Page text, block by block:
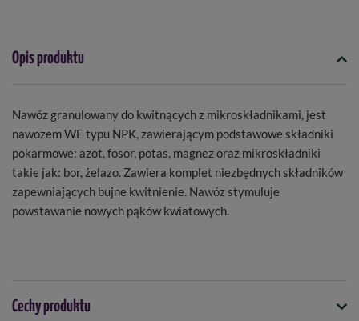
Opis produktu
Nawóz granulowany do kwitnących z mikroskładnikami, jest
nawozem WE typu NPK, zawierającym podstawowe składniki
pokarmowe: azot, fosor, potas, magnez oraz mikroskładniki
takie jak: bor, żelazo. Zawiera komplet niezbędnych składników
zapewniających bujne kwitnienie. Nawóz stymuluje
powstawanie nowych pąków kwiatowych.
Cechy produktu